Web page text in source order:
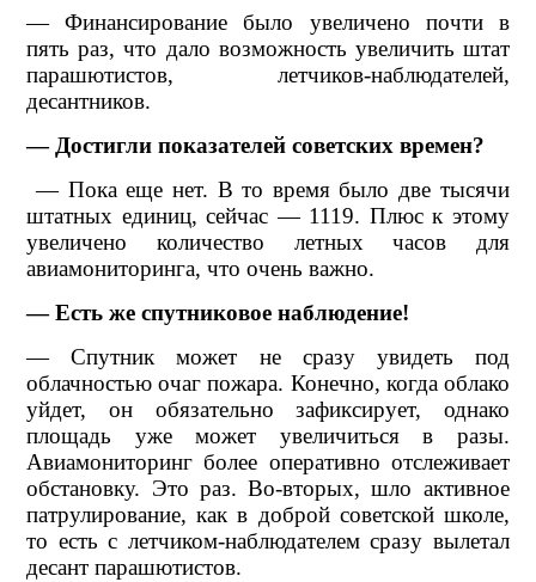
— Финансирование было увеличено почти в
пять раз, что дало возможность увеличить штат
парашютистов, летчиков-наблюдателей,
десантников.
— Достигли показателей советских времен?
— Пока еще нет. В то время было две тысячи
штатных единиц, сейчас — 1119. Плюс к этому
увеличено количество летных часов для
авиамониторинга, что очень важно.
— Есть же спутниковое наблюдение!
— Спутник может не сразу увидеть под
облачностью очаг пожара. Конечно, когда облако
уйдет, он обязательно зафиксирует, однако
площадь уже может увеличиться в разы.
Авиамониторинг более оперативно отслеживает
обстановку. Это раз. Во-вторых, шло активное
патрулирование, как в доброй советской школе,
то есть с летчиком-наблюдателем сразу вылетал
десант парашютистов.